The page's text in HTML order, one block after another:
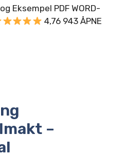
Eksempel PDF WORD-
4,76 943 ÅPNE
–